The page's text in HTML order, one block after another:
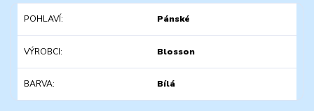
POHLAVÍ Pánské
VÝROBCI Blosson
BARVA Bílá